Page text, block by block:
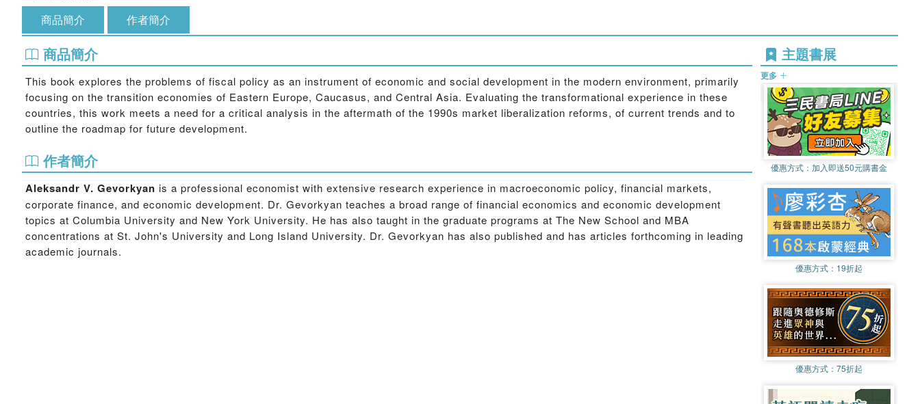
商品簡介 作者簡介
商品簡介
This book explores the problems of fiscal policy as an instrument of economic and social development in the modern environment, primarily
focusing on the transition economies of Eastern Europe, Caucasus, and Central Asia. Evaluating the transformational experience in these
countries, this work meets a need for a critical analysis in the aftermath of the 1990s market liberalization reforms, of current trends and to
outline the roadmap for future development.
作者簡介
Aleksandr V. Gevorkyan is a professional economist with extensive research experience in macroeconomic policy, financial markets,
corporate finance, and economic development. Dr. Gevorkyan teaches a broad range of financial economics and economic development
topics at Columbia University and New York University. He has also taught in the graduate programs at The New School and MBA
concentrations at St. John's University and Long Island University. Dr. Gevorkyan has also published and has articles forthcoming in leading
academic journals.
主題書展
更多
優惠方式： 加入即送50元購書金
優惠方式： 19折起
優惠方式： 75折起